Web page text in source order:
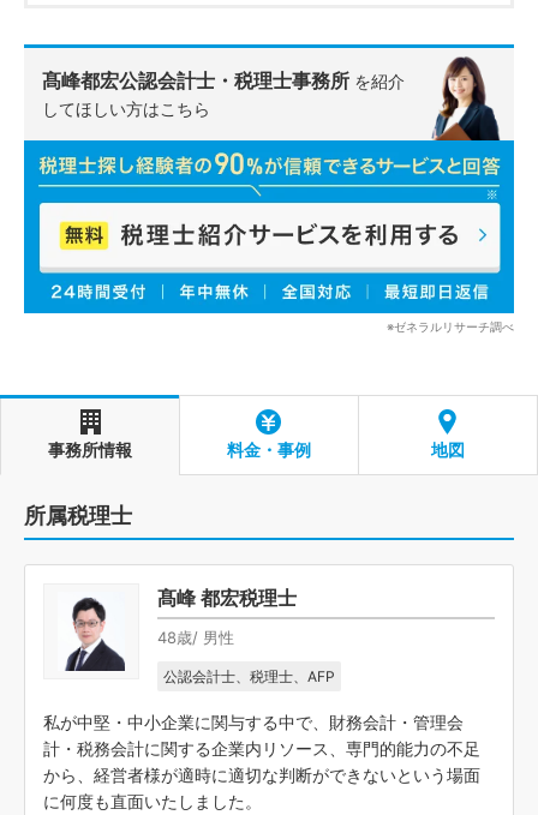
髙峰都宏公認会計士・税理士事務所 を紹介
してほしい方はこちら
※ゼネラルリサーチ調べ
事務所情報 料金・事例 地図
所属税理士
髙峰 都宏税理士
48歳/ 男性
公認会計士、税理士、AFP
私が中堅・中小企業に関与する中で、財務会計・管理会
計・税務会計に関する企業内リソース、専門的能力の不足
から、経営者様が適時に適切な判断ができないという場面
に何度も直面いたしました。